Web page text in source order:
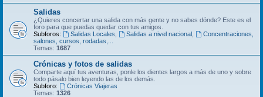
Salidas
¿Quieres concertar una salida con más gente y no sabes dónde? Este es el
foro para que puedas quedar con tus amigos.
Subforos:
Salidas Locales Salidas a nivel nacional,
Concentraciones,
salones, cursos, rodadas,...
Temas: 1687
Crónicas y fotos de salidas
Comparte aquí tus aventuras, ponle los dientes largos a más de uno y sobre
todo pásalo bien leyendo las de los demás.
Subforo:
Crónicas Viajeras
Temas: 1326